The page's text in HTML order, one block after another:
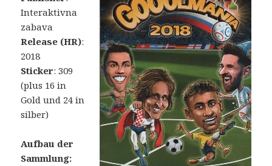
Interaktivna
zabava
Release (HR):
2018
Sticker: 309
(plus 16 in
Gold und 24 in
silber)
Aufbau der
Sammlung: